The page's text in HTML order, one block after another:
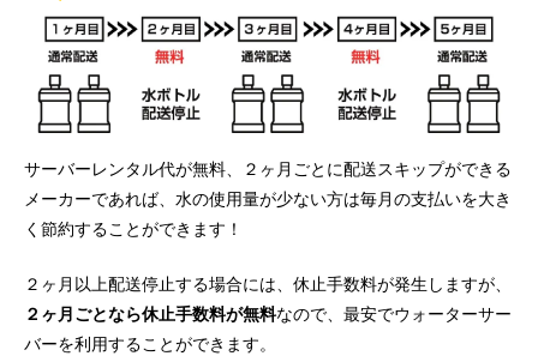
サーバーレンタル代が無料、２ヶ月ごとに配送スキップができる
メーカーであれば、水の使用量が少ない方は毎月の支払いを大き
く節約することができます！
２ヶ月以上配送停止する場合には、休止手数料が発生しますが、
２ヶ月ごとなら休止手数料が無料なので、最安でウォーターサー
バーを利用することができます。